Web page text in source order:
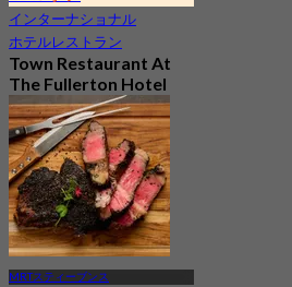
インターナショナル
ホテルレストラン
Town Restaurant At
The Fullerton Hotel
Singapore
4.3
831 予約済み
からS$ 52.76
MRTスティーブンス